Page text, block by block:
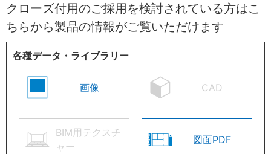
クローズ付用のご採用を検討されている方はこ
ちらから製品の情報がご覧いただけます
各種データ・ライブラリー
画像 CAD
BIM用テクスチ
ャー
図面PDF